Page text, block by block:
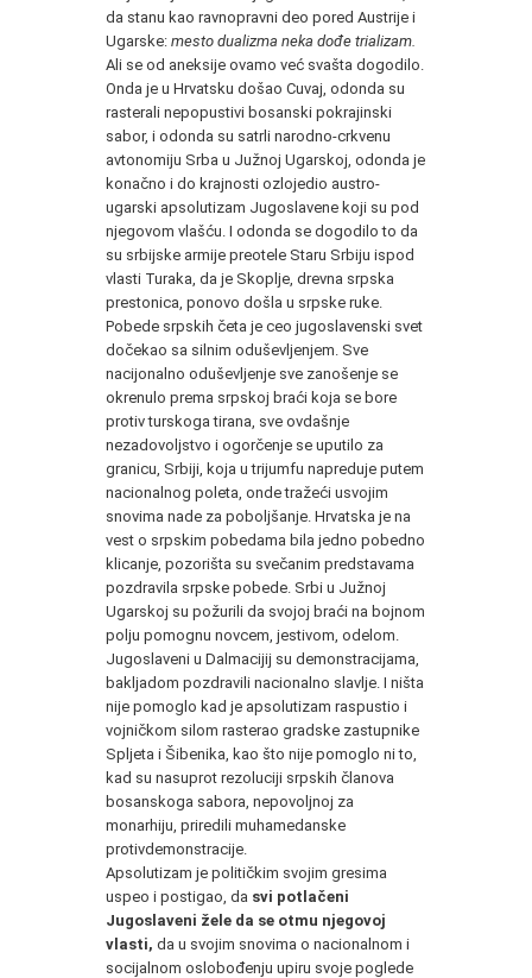
da stanu kao ravnopravni deo pored Austrije i
Ugarske: mesto dualizma neka dođe trializam.
Ali se od aneksije ovamo već svašta dogodilo.
Onda je u Hrvatsku došao Cuvaj, odonda su
rasterali nepopustivi bosanski pokrajinski
sabor, i odonda su satrli narodno-crkvenu
avtonomiju Srba u Južnoj Ugarskoj, odonda je
konačno i do krajnosti ozlojedio austro-
ugarski apsolutizam Jugoslavene koji su pod
njegovom vlašću. I odonda se dogodilo to da
su srbijske armije preotele Staru Srbiju ispod
vlasti Turaka, da je Skoplje, drevna srpska
prestonica, ponovo došla u srpske ruke.
Pobede srpskih četa je ceo jugoslavenski svet
dočekao sa silnim oduševljenjem. Sve
nacijonalno oduševljenje sve zanošenje se
okrenulo prema srpskoj braći koja se bore
protiv turskoga tirana, sve ovdašnje
nezadovoljstvo i ogorčenje se uputilo za
granicu, Srbiji, koja u trijumfu napreduje putem
nacionalnog poleta, onde tražeći usvojim
snovima nade za poboljšanje. Hrvatska je na
vest o srpskim pobedama bila jedno pobedno
klicanje, pozorišta su svečanim predstavama
pozdravila srpske pobede. Srbi u Južnoj
Ugarskoj su požurili da svojoj braći na bojnom
polju pomognu novcem, jestivom, odelom.
Jugoslaveni u Dalmacijij su demonstracijama,
bakljadom pozdravili nacionalno slavlje. I ništa
nije pomoglo kad je apsolutizam raspustio i
vojničkom silom rasterao gradske zastupnike
Spljeta i Šibenika, kao što nije pomoglo ni to,
kad su nasuprot rezoluciji srpskih članova
bosanskoga sabora, nepovoljnoj za
monarhiju, priredili muhamedanske
protivdemonstracije.
Apsolutizam je političkim svojim gresima
uspeo i postigao, da svi potlačeni
Jugoslaveni žele da se otmu njegovoj
vlasti, da u svojim snovima o nacionalnom i
socijalnom oslobođenju upiru svoje poglede